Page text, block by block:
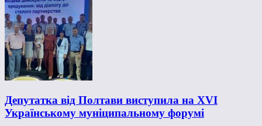
Депутатка від Полтави виступила на XVІ
Українському муніципальному форумі